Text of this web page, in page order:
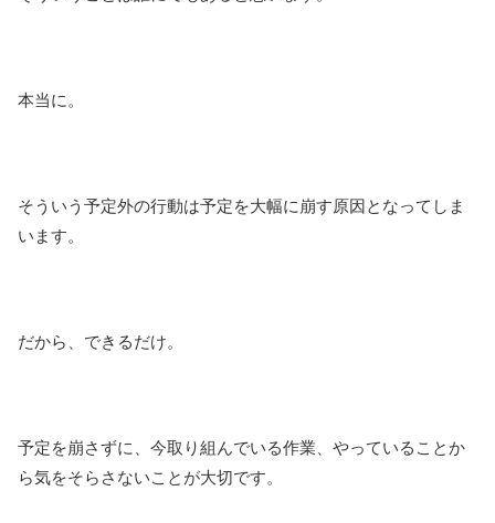
本当に。
そういう予定外の行動は予定を大幅に崩す原因となってしま
います。
だから、できるだけ。
予定を崩さずに、今取り組んでいる作業、やっていることか
ら気をそらさないことが大切です。